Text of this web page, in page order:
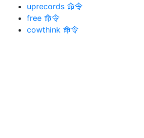
uprecords 命令
free 命令
cowthink 命令